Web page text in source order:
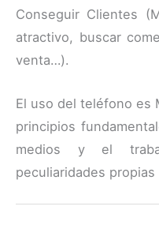
Conseguir Clientes
atractivo, buscar
venta…).
El uso del teléfono es
principios
medios y el
peculiaridades propias